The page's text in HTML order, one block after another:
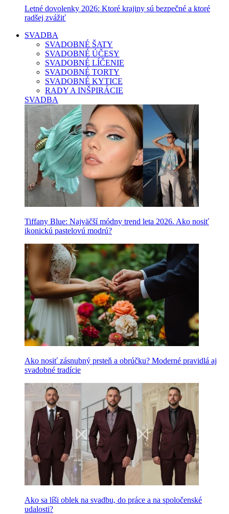
Letné dovolenky 2026: Ktoré krajiny sú bezpečné a ktoré
radšej zvážiť
SVADBA
SVADOBNÉ ŠATY
SVADOBNÉ ÚČESY
SVADOBNÉ LÍČENIE
SVADOBNÉ TORTY
SVADOBNÉ KYTICE
RADY A INŠPIRÁCIE
SVADBA
Tiffany Blue: Najväčší módny trend leta 2026. Ako nosiť
ikonickú pastelovú modrú?
Ako nosiť zásnubný prsteň a obrúčku? Moderné pravidlá aj
svadobné tradície
Ako sa líši oblek na svadbu, do práce a na spoločenské
udalosti?